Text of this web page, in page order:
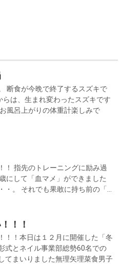
断食が今晩で終了するスズキで
らは、生まれ変わったスズキです
風呂上がりの体重計楽しみで
！ 指先のトレーニングに励み過
にして「血マメ」ができました
・。 それでも果敢に持ち前の「...
！！
！！本日は１２月に開催した「冬
式とネイル事業部総勢60名での
てまいりました無理矢理菜食男子